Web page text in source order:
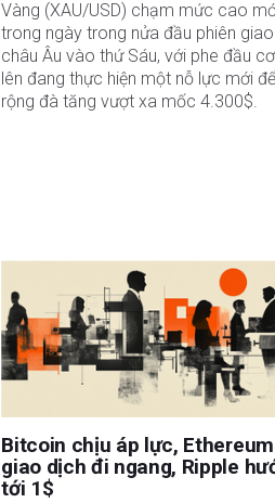
Vàng (XAU/USD) chạm mức cao
trong ngày trong nửa đầu phiên
châu Âu vào thứ Sáu, với phe đầu
lên đang thực hiện một nỗ lực mới
rộng đà tăng vượt xa mốc 4.300$.
Bitcoin chịu áp lực, Ethereum
giao dịch đi ngang, Ripple
tới 1$